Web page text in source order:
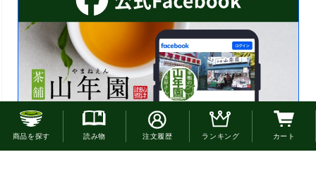
お電話でのご注文はこちら
商品を探す 読み物 注文履歴 ランキング カート